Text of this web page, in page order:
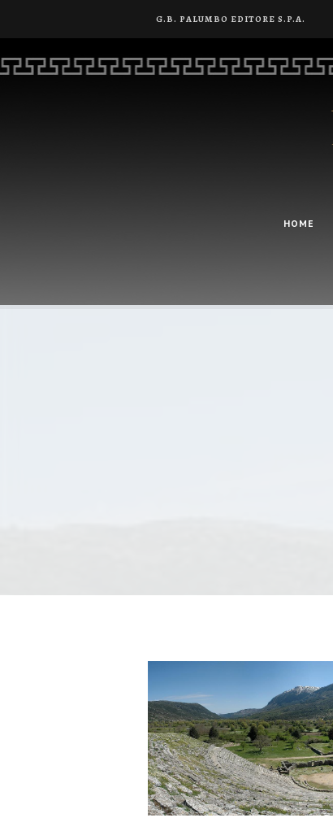
G.B. PALUMBO EDITORE S.P.A.
HOME